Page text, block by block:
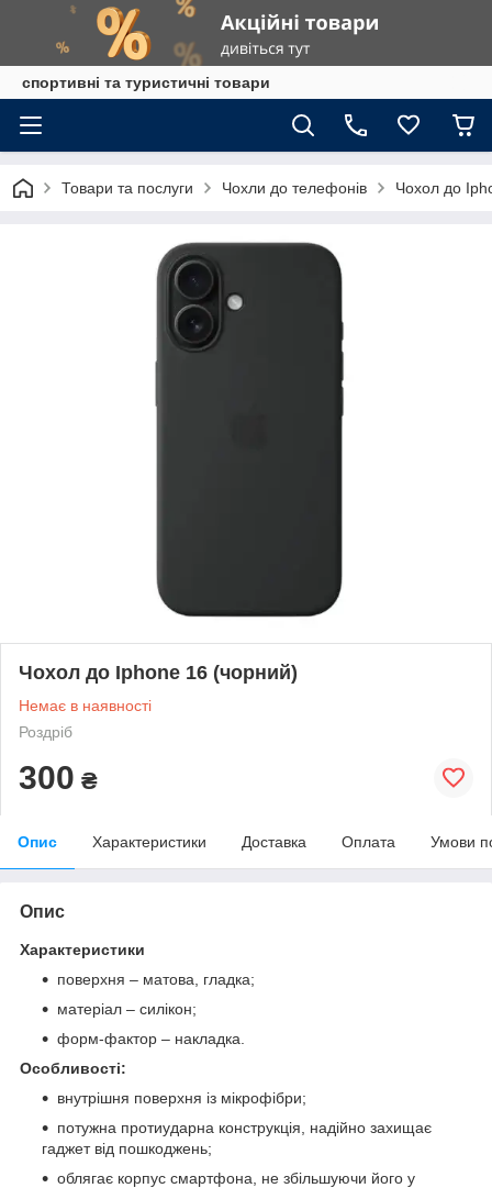
спортивні та туристичні товари
Товари та послуги Чохли до телефонів Чохол до
Чохол до Iphone 16 (чорний)
Немає в наявності
Роздріб
300 ₴
Опис Характеристики Доставка Оплата Умови
Опис
Характеристики
поверхня – матова, гладка;
матеріал – силікон;
форм-фактор – накладка.
Особливості:
внутрішня поверхня із мікрофібри;
потужна протиударна конструкція, надійно захищає
гаджет від пошкоджень;
облягає корпус смартфона, не збільшуючи його у